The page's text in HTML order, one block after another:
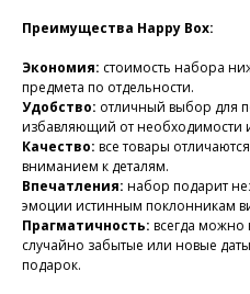
Преимущества Happy Box:
Экономия: стоимость набора
предмета по отдельности.
Удобство: отличный выбор для
избавляющий от необходимости
Качество: все товары
вниманием к деталям.
Впечатления: набор подарит
эмоции истинным поклонникам
Прагматичность: всегда можно
случайно забытые или новые
подарок.